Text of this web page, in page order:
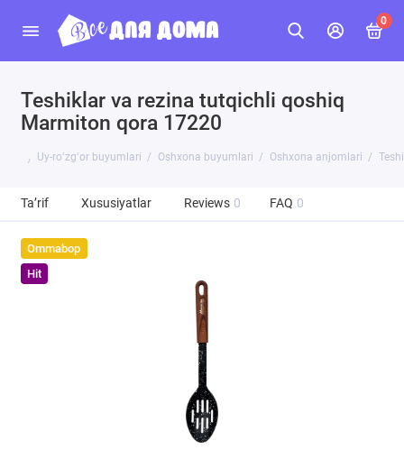
0
Teshiklar va rezina tutqichli qoshiq
Marmiton qora 17220
Uy-roʻzgʻor buyumlari Oshxona buyumlari Oshxona anjomlari
Ta’rif Xususiyatlar Reviews 0 FAQ 0
Ommabop
Hit